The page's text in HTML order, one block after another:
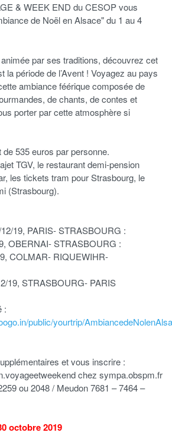
& WEEK END du CESOP vous
de Noël en Alsace" du 1 au 4
par ses traditions, découvrez cet
la période de l’Avent ! Voyagez au pays
ambiance féérique composée de
de chants, de contes et
porter par cette atmosphère si
535 euros par personne.
TGV, le restaurant demi-pension
les tickets tram pour Strasbourg, le
(Strasbourg).
19, PARIS- STRASBOURG :
OBERNAI- STRASBOURG :
COLMAR- RIQUEWIHR-
19, STRASBOURG- PARIS
:
public/yourtrip/
et vous inscrire :
chez sympa.obspm.fr
ou 2048 / Meudon 7681 – 7464 –
octobre 2019